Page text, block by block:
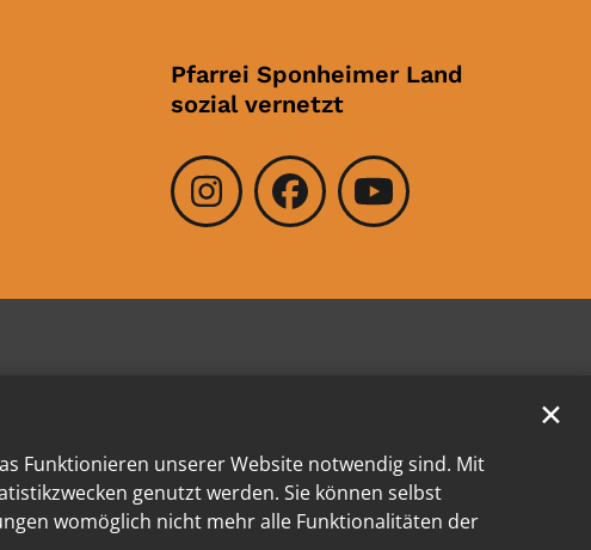
Funktionieren unserer Website notwendig sind. Mit
genutzt werden. Sie können selbst
womöglich nicht mehr alle Funktionalitäten der
✕
Pfarrei Sponheimer Land
sozial vernetzt